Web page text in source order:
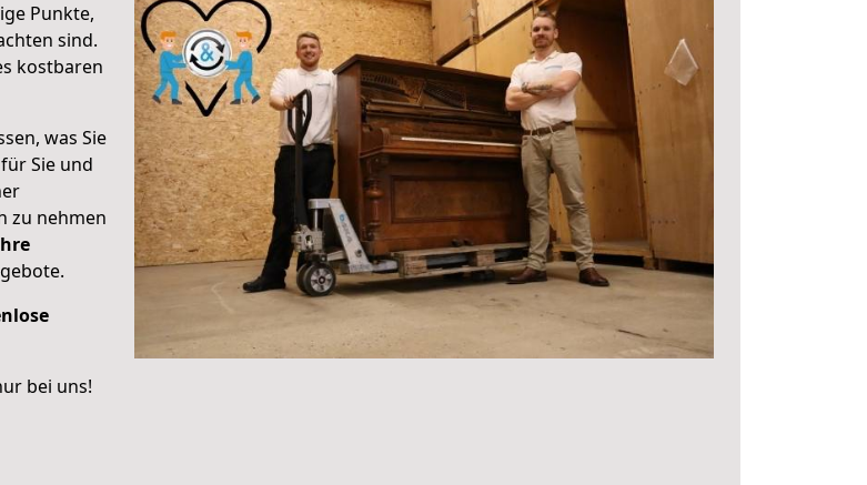
Punkte,
sind.
kostbaren
was Sie
Sie und
zu nehmen
bei uns!